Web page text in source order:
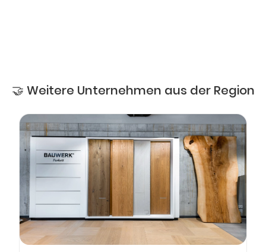
🤝 Weitere Unternehmen aus der Region